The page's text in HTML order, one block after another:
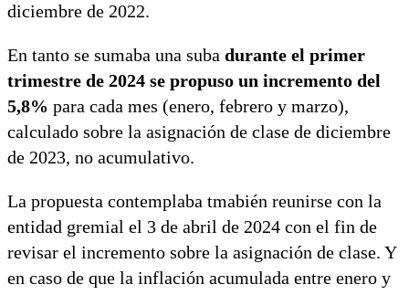
diciembre de 2022.
En tanto se sumaba una suba durante el primer
trimestre de 2024 se propuso un incremento del
5,8% para cada mes (enero, febrero y marzo),
calculado sobre la asignación de clase de diciembre
de 2023, no acumulativo.
La propuesta contemplaba tmabién reunirse con la
entidad gremial el 3 de abril de 2024 con el fin de
revisar el incremento sobre la asignación de clase. Y
en caso de que la inflación acumulada entre enero y